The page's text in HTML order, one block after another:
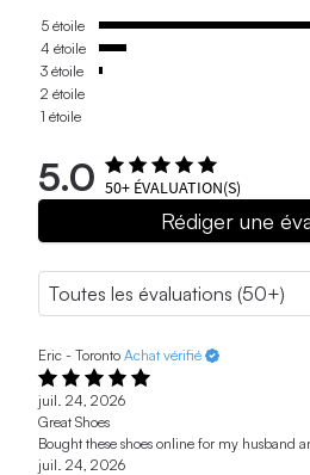
5 étoile
4 étoile
3 étoile
2 étoile
1 étoile
5.0 50+ ÉVALUATION(S)
Rédiger une
Eric - Toronto Achat vérifié
juil. 24, 2026
Great Shoes
Bought these shoes online for my husband
juil. 24, 2026